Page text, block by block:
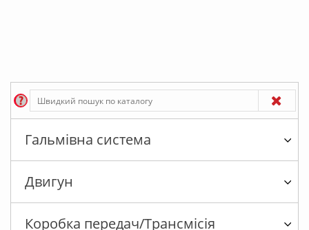
Гальмівна система
Двигун
Коробка передач/Трансмісія